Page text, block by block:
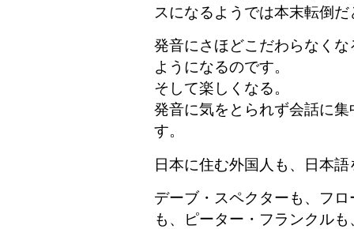
スになるようでは本末転倒
発音にさほどこだわらなく
ようになるのです。
そして楽しくなる。
発音に気をとられず会話に
す。
日本に住む外国人も、日本
デーブ・スペクターも、フ
も、ピーター・フランクル